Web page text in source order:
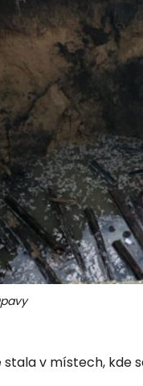
stala v místech, kde